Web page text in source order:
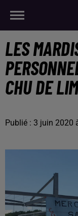
LES
CHU DE
Publié : 3 juin 2020